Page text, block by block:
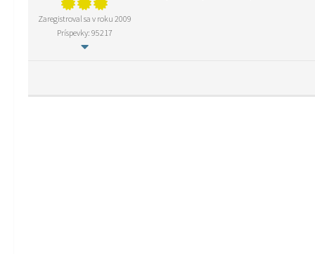
Zaregistroval sa v roku 2009
Príspevky: 95217